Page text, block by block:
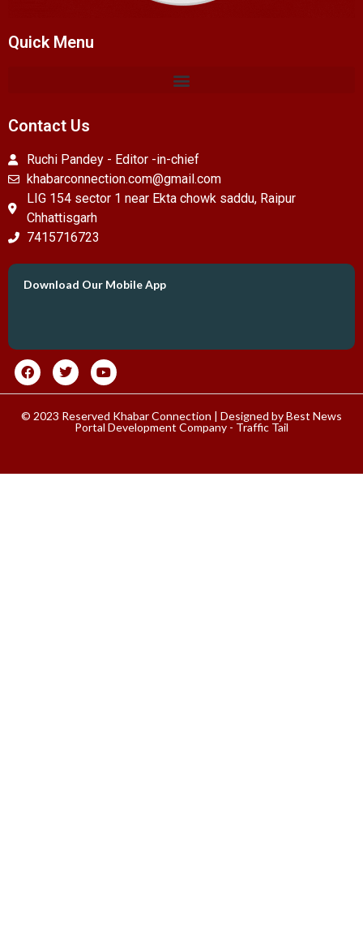
Quick Menu
Contact Us
Ruchi Pandey - Editor -in-chief
khabarconnection.com@gmail.com
LIG 154 sector 1 near Ekta chowk saddu, Raipur
Chhattisgarh
7415716723
Download Our Mobile App
© 2023 Reserved Khabar Connection | Designed byBest News
Portal Development Company - Traffic Tail